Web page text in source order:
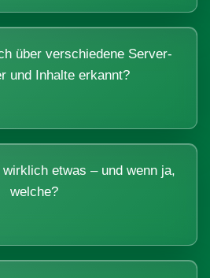
über verschiedene Server-
und Inhalte erkannt?
etwas – und wenn ja,
welche?